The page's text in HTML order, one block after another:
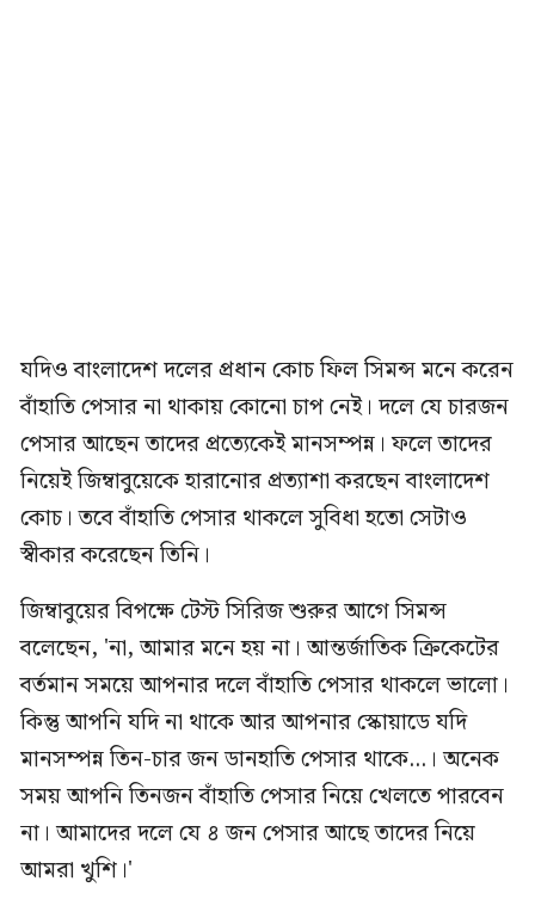
যদিও বাংলাদেশ দলের প্রধান কোচ ফিল সিমন্স মনে করেন
বাঁহাতি পেসার না থাকায় কোনো চাপ নেই। দলে যে চারজন
পেসার আছেন তাদের প্রত্যেকেই মানসম্পন্ন। ফলে তাদের
নিয়েই জিম্বাবুয়েকে হারানোর প্রত্যাশা করছেন বাংলাদেশ
কোচ। তবে বাঁহাতি পেসার থাকলে সুবিধা হতো সেটাও
স্বীকার করেছেন তিনি।
জিম্বাবুয়ের বিপক্ষে টেস্ট সিরিজ শুরুর আগে সিমন্স
বলেছেন, 'না, আমার মনে হয় না। আন্তর্জাতিক ক্রিকেটের
বর্তমান সময়ে আপনার দলে বাঁহাতি পেসার থাকলে ভালো।
কিন্তু আপনি যদি না থাকে আর আপনার স্কোয়াডে যদি
মানসম্পন্ন তিন-চার জন ডানহাতি পেসার থাকে...। অনেক
সময় আপনি তিনজন বাঁহাতি পেসার নিয়ে খেলতে পারবেন
না। আমাদের দলে যে ৪ জন পেসার আছে তাদের নিয়ে
আমরা খুশি।'